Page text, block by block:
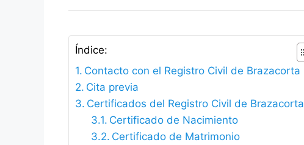
Índice:
Contacto con el Registro Civil de Brazacorta
Cita previa
Certificados del Registro Civil de Brazacorta
Certificado de Nacimiento
Certificado de Matrimonio